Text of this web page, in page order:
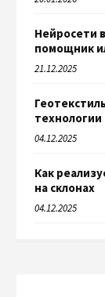
Нейросети
помощник
21.12.2025
04.12.2025
Как
на склонах
04.12.2025